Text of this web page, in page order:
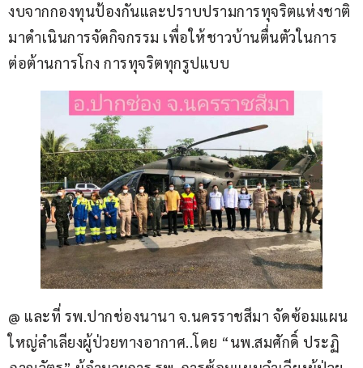
งบจากกองทุนป้องกันและปราบปรามการทุจริตแห่งชาติ
มาดำเนินการจัดกิจกรรม เพื่อให้ชาวบ้านตื่นตัวในการ
ต่อต้านการโกง การทุจริตทุกรูปแบบ
@ และที่ รพ.ปากช่องนานา จ.นครราชสีมา จัดซ้อมแผน
ใหญ่ลำเลียงผู้ป่วยทางอากาศ..โดย “นพ.สมศักดิ์ ประฏิ